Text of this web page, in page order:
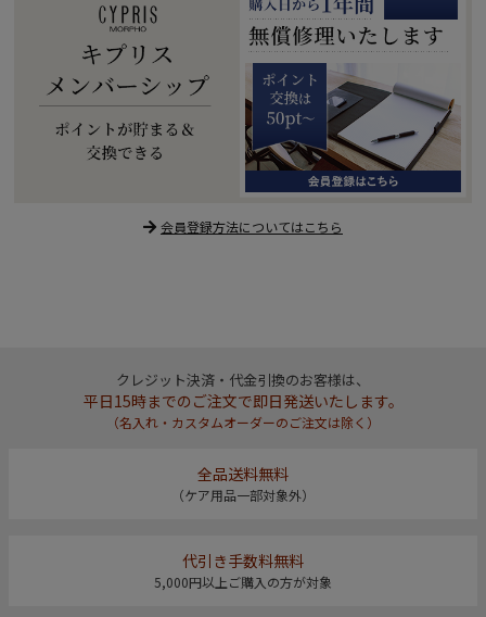
会員登録方法についてはこちら
クレジット決済・代金引換のお客様は、
平日15時までのご注文で即日発送いたします。
（名入れ・カスタムオーダーのご注文は除く）
全品送料無料
（ケア用品一部対象外）
代引き手数料無料
5,000円以上ご購入の方が対象